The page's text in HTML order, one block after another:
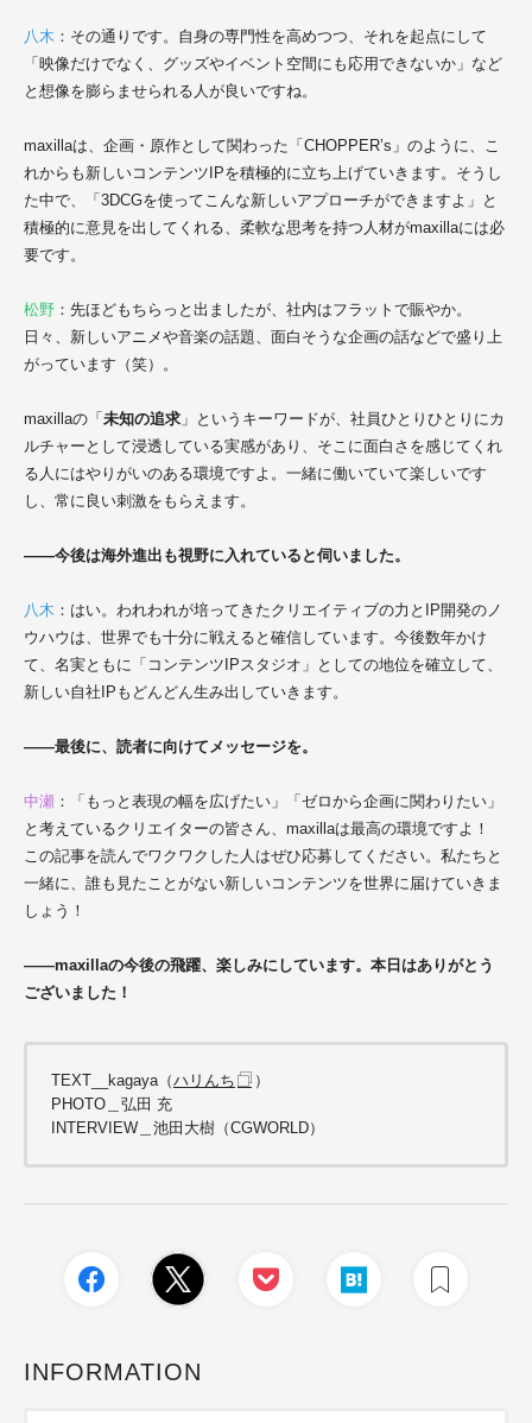
八木 ：その通りです。自身の専門性を高めつつ、それを起点にして
「映像だけでなく、グッズやイベント空間にも応用できないか」など
と想像を膨らませられる人が良いですね。
maxillaは、企画・原作として関わった「CHOPPER’s」のように、こ
れからも新しいコンテンツIPを積極的に立ち上げていきます。そうし
た中で、「3DCGを使ってこんな新しいアプローチができますよ」と
積極的に意見を出してくれる、柔軟な思考を持つ人材がmaxillaには必
要です。
松野 ：先ほどもちらっと出ましたが、社内はフラットで賑やか。
日々、新しいアニメや音楽の話題、面白そうな企画の話などで盛り上
がっています（笑）。
maxillaの「 未知の追求 」というキーワードが、社員ひとりひとりにカ
ルチャーとして浸透している実感があり、そこに面白さを感じてくれ
る人にはやりがいのある環境ですよ。一緒に働いていて楽しいです
し、常に良い刺激をもらえます。
――今後は海外進出も視野に入れていると伺いました。
八木 ：はい。われわれが培ってきたクリエイティブの力とIP開発のノ
ウハウは、世界でも十分に戦えると確信しています。今後数年かけ
て、名実ともに「コンテンツIPスタジオ」としての地位を確立して、
新しい自社IPもどんどん生み出していきます。
――最後に、読者に向けてメッセージを。
中瀬 ：「もっと表現の幅を広げたい」「ゼロから企画に関わりたい」
と考えているクリエイターの皆さん、maxillaは最高の環境ですよ！
この記事を読んでワクワクした人はぜひ応募してください。私たちと
一緒に、誰も見たことがない新しいコンテンツを世界に届けていきま
しょう！
――maxillaの今後の飛躍、楽しみにしています。本日はありがとう
ございました！
TEXT__kagaya（ハリんち
）
PHOTO＿弘田 充
INTERVIEW＿池田大樹（CGWORLD）
INFORMATION